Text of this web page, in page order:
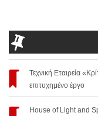
Τεχνική Εταιρεία
επιτυχημένο έργο
House of Light and